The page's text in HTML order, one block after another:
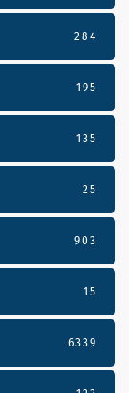
284
195
135
25
903
15
6339